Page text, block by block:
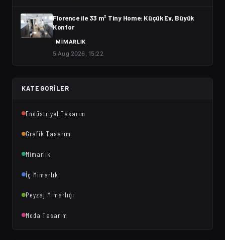
Florence ile 33 m² Tiny Home: Küçük Ev, Büyük
Konfor
MIMARLIK
5 Aug 2026, 15:22
KATEGORILER
Endüstriyel Tasarım
Grafik Tasarım
Mimarlık
İç Mimarlık
Peyzaj Mimarlığı
Moda Tasarım